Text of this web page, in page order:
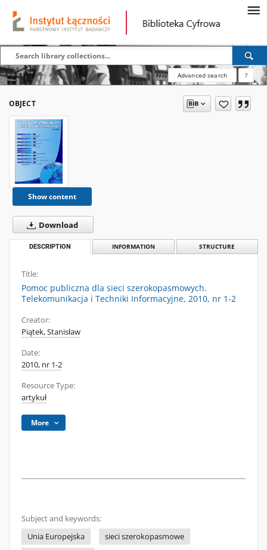
Advanced search ?
OBJECT
Show content
Download
DESCRIPTION INFORMATION STRUCTURE
Title:
Pomoc publiczna dla sieci szerokopasmowych.
Telekomunikacja i Techniki Informacyjne, 2010, nr 1-2
Creator:
Piątek, Stanisław
Date:
2010, nr 1-2
Resource Type:
artykuł
More
Subject and keywords:
Unia Europejska
sieci szerokopasmowe